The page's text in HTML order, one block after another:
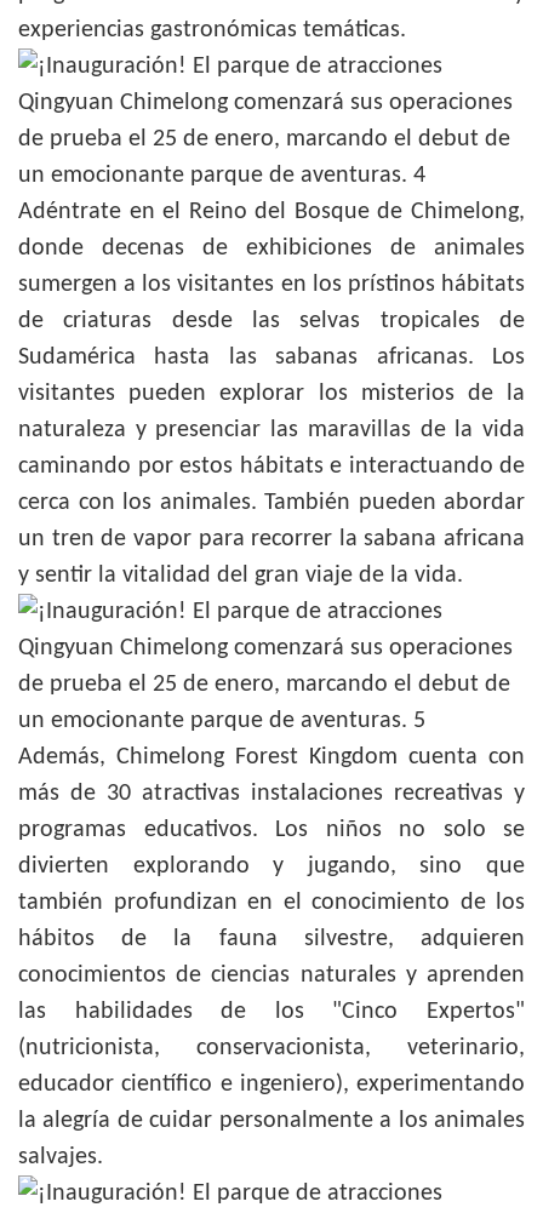
experiencias gastronómicas temáticas.
Adéntrate en el Reino del Bosque de Chimelong,
donde decenas de exhibiciones de animales
sumergen a los visitantes en los prístinos hábitats
de criaturas desde las selvas tropicales de
Sudamérica hasta las sabanas africanas. Los
visitantes pueden explorar los misterios de la
naturaleza y presenciar las maravillas de la vida
caminando por estos hábitats e interactuando de
cerca con los animales. También pueden abordar
un tren de vapor para recorrer la sabana africana
y sentir la vitalidad del gran viaje de la vida.
Además, Chimelong Forest Kingdom cuenta con
más de 30 atractivas instalaciones recreativas y
programas educativos. Los niños no solo se
divierten explorando y jugando, sino que
también profundizan en el conocimiento de los
hábitos de la fauna silvestre, adquieren
conocimientos de ciencias naturales y aprenden
las habilidades de los "Cinco Expertos"
(nutricionista, conservacionista, veterinario,
educador científico e ingeniero), experimentando
la alegría de cuidar personalmente a los animales
salvajes.